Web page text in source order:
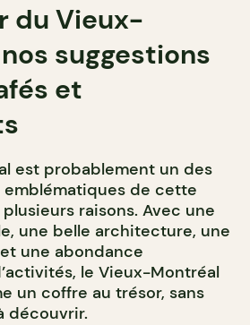
du Vieux-
suggestions
et
est probablement un des
emblématiques de cette
raisons. Avec une
une belle architecture, une
une abondance
le Vieux-Montréal
un coffre au trésor, sans
découvrir.